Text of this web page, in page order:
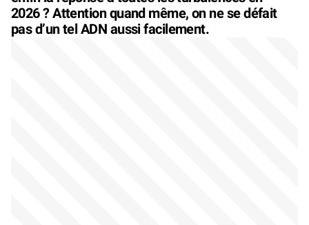
2026 ? Attention quand même, on ne se défait
pas d’un tel ADN aussi facilement.